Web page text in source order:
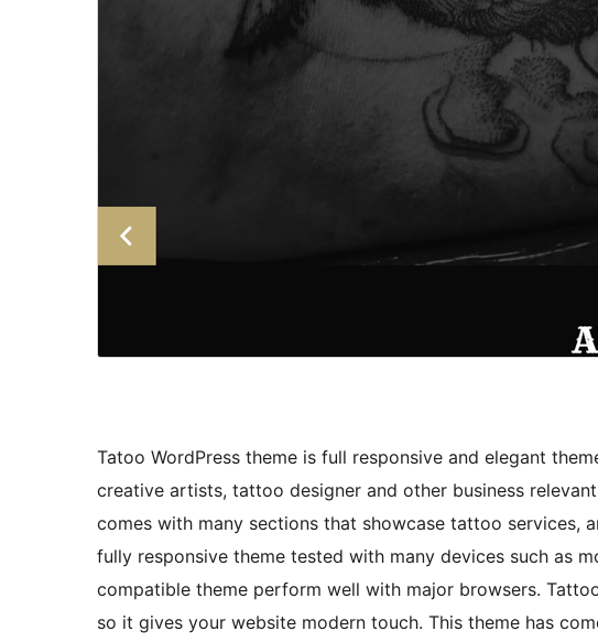
Tatoo WordPress theme is full responsive and elegant
creative artists, tattoo designer and other business
comes with many sections that showcase tattoo services,
fully responsive theme tested with many devices such as
compatible theme perform well with major browsers.
so it gives your website modern touch. This theme has